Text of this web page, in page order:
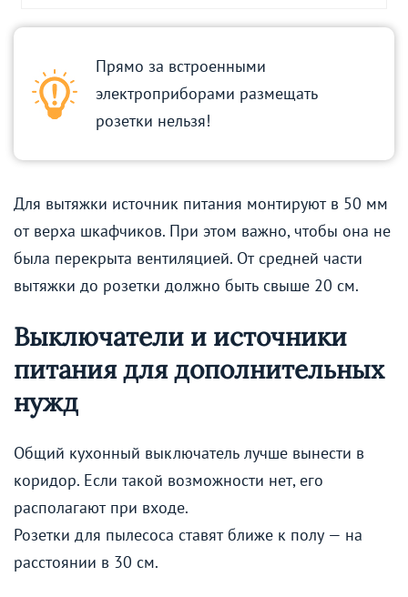
Прямо за встроенными
электроприборами размещать
розетки нельзя!
Для вытяжки источник питания монтируют в 50 мм
от верха шкафчиков. При этом важно, чтобы она не
была перекрыта вентиляцией. От средней части
вытяжки до розетки должно быть свыше 20 см.
Выключатели и источники
питания для дополнительных
нужд
Общий кухонный выключатель лучше вынести в
коридор. Если такой возможности нет, его
располагают при входе.
Розетки для пылесоса ставят ближе к полу — на
расстоянии в 30 см.